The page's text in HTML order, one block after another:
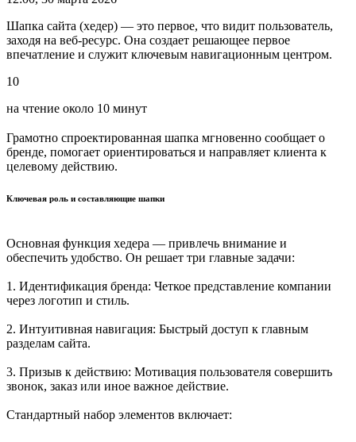
Шапка сайта (хедер) — это первое, что видит пользователь,
заходя на веб-ресурс. Она создает решающее первое
впечатление и служит ключевым навигационным центром.
10
на чтение около 10 минут
Грамотно спроектированная шапка мгновенно сообщает о
бренде, помогает ориентироваться и направляет клиента к
целевому действию.
Ключевая роль и составляющие шапки
Основная функция хедера — привлечь внимание и
обеспечить удобство. Он решает три главные задачи:
1. Идентификация бренда: Четкое представление компании
через логотип и стиль.
2. Интуитивная навигация: Быстрый доступ к главным
разделам сайта.
3. Призыв к действию: Мотивация пользователя совершить
звонок, заказ или иное важное действие.
Стандартный набор элементов включает: